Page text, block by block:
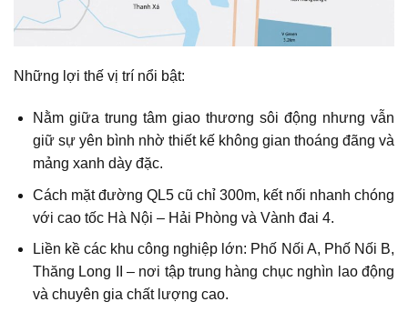
Những lợi thế vị trí nổi bật:
Nằm giữa trung tâm giao thương sôi động nhưng vẫn
giữ sự yên bình nhờ thiết kế không gian thoáng đãng và
mảng xanh dày đặc.
Cách mặt đường QL5 cũ chỉ 300m, kết nối nhanh chóng
với cao tốc Hà Nội – Hải Phòng và Vành đai 4.
Liền kề các khu công nghiệp lớn: Phố Nối A, Phố Nối B,
Thăng Long II – nơi tập trung hàng chục nghìn lao động
và chuyên gia chất lượng cao.